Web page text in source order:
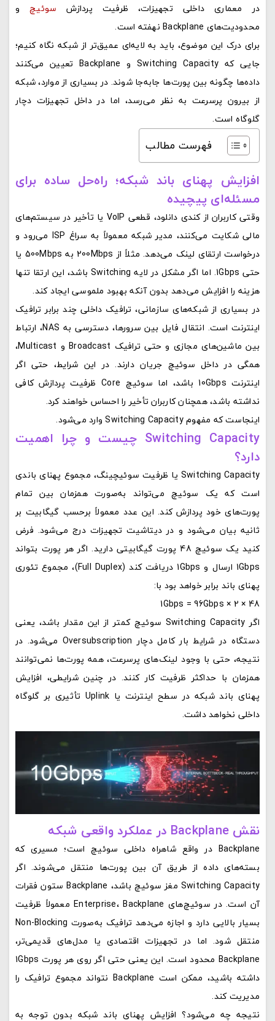
در معماری داخلی تجهیزات، ظرفیت پردازش سوئیچو
محدودیت‌های Backplane نهفته است.
برای درک این موضوع، باید به لایه‌ای عمیق‌تر از شبکه نگاه کنیم؛
جایی که Switching Capacity و Backplane تعیین می‌کنند
داده‌ها چگونه بین پورت‌ها جابه‌جا شوند. در بسیاری از موارد، شبکه
از بیرون پرسرعت به نظر می‌رسد، اما در داخل تجهیزات دچار
گلوگاه است.
فهرست مطالب
افزایش پهنای باند شبکه؛ راه‌حل ساده برای
مسئله‌ای پیچیده
وقتی کاربران از کندی دانلود، قطعی VoIP یا تأخیر در سیستم‌های
مالی شکایت می‌کنند، مدیر شبکه معمولاً به سراغ ISP می‌رود و
درخواست ارتقای لینک می‌دهد. مثلاً از 200Mbps به 500Mbps یا
حتی 1Gbps. اما اگر مشکل در لایه Switching باشد، این ارتقا تنها
هزینه را افزایش می‌دهد بدون آنکه بهبود ملموسی ایجاد کند.
در بسیاری از شبکه‌های سازمانی، ترافیک داخلی چند برابر ترافیک
اینترنت است. انتقال فایل بین سرورها، دسترسی به NAS، ارتباط
بین ماشین‌های مجازی و حتی ترافیک Broadcast و Multicast،
همگی در داخل سوئیچ جریان دارند. در این شرایط، حتی اگر
اینترنت 10Gbps باشد، اما سوئیچ Core ظرفیت پردازش کافی
نداشته باشد، همچنان کاربران تأخیر را احساس خواهند کرد.
اینجاست که مفهوم Switching Capacity وارد می‌شود.
Switching Capacity چیست و چرا اهمیت
دارد؟
Switching Capacity یا ظرفیت سوئیچینگ، مجموع پهنای باندی
است که یک سوئیچ می‌تواند به‌صورت همزمان بین تمام
پورت‌های خود پردازش کند. این عدد معمولاً برحسب گیگابیت بر
ثانیه بیان می‌شود و در دیتاشیت تجهیزات درج می‌شود. فرض
کنید یک سوئیچ 48 پورت گیگابیتی دارید. اگر هر پورت بتواند
1Gbps ارسال و 1Gbps دریافت کند (Full Duplex)، مجموع تئوری
پهنای باند برابر خواهد بود با:
48 × 2 × 1Gbps = 96Gbps
اگر Switching Capacity سوئیچ کمتر از این مقدار باشد، یعنی
دستگاه در شرایط بار کامل دچار Oversubscription می‌شود. در
نتیجه، حتی با وجود لینک‌های پرسرعت، همه پورت‌ها نمی‌توانند
همزمان با حداکثر ظرفیت کار کنند. در چنین شرایطی، افزایش
پهنای باند شبکه در سطح اینترنت یا Uplink تأثیری بر گلوگاه
داخلی نخواهد داشت.
نقش Backplane در عملکرد واقعی شبکه
Backplane در واقع شاهراه داخلی سوئیچ است؛ مسیری که
بسته‌های داده از طریق آن بین پورت‌ها منتقل می‌شوند. اگر
Switching Capacity مغز سوئیچ باشد، Backplane ستون فقرات
آن است. در سوئیچ‌های Enterprise، Backplane معمولاً ظرفیت
بسیار بالایی دارد و اجازه می‌دهد ترافیک به‌صورت Non-Blocking
منتقل شود. اما در تجهیزات اقتصادی یا مدل‌های قدیمی‌تر،
Backplane محدود است. این یعنی حتی اگر روی هر پورت 1Gbps
داشته باشید، ممکن است Backplane نتواند مجموع ترافیک را
مدیریت کند.
نتیجه چه می‌شود؟ افزایش پهنای باند شبکه بدون توجه به